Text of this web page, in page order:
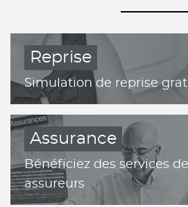
Reprise
Simulation de reprise
Assurance
Bénéficiez des services
assureurs